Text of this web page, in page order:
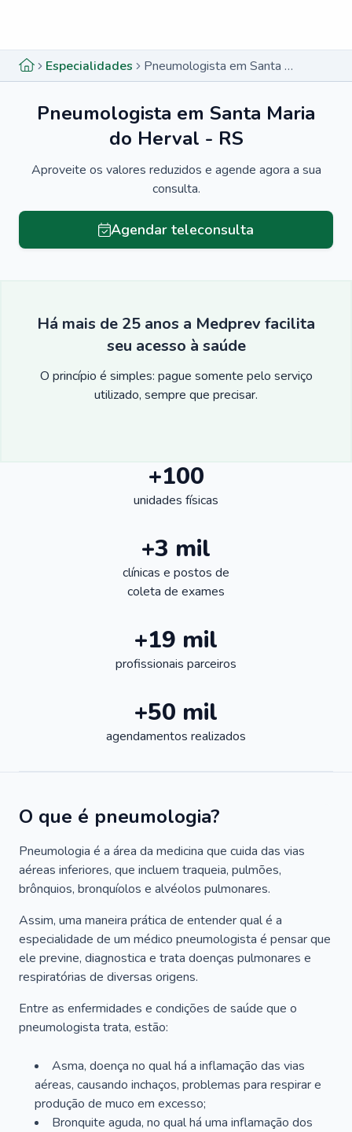
Especialidades Pneumologista em Santa Maria do Herval - RS
Pneumologista em Santa Maria
do Herval - RS
Aproveite os valores reduzidos e agende agora a sua
consulta.
Agendar teleconsulta
Há mais de 25 anos a Medprev facilita
seu acesso à saúde
O princípio é simples: pague somente pelo serviço
utilizado, sempre que precisar.
+100
unidades físicas
+3 mil
clínicas e postos de
coleta de exames
+19 mil
profissionais parceiros
+50 mil
agendamentos realizados
O que é pneumologia?
Pneumologia é a área da medicina que cuida das vias
aéreas inferiores, que incluem traqueia, pulmões,
brônquios, bronquíolos e alvéolos pulmonares.
Assim, uma maneira prática de entender qual é a
especialidade de um médico pneumologista é pensar que
ele previne, diagnostica e trata doenças pulmonares e
respiratórias de diversas origens.
Entre as enfermidades e condições de saúde que o
pneumologista trata, estão:
Asma, doença no qual há a inflamação das vias
aéreas, causando inchaços, problemas para respirar e
produção de muco em excesso;
Bronquite aguda, no qual há uma inflamação dos